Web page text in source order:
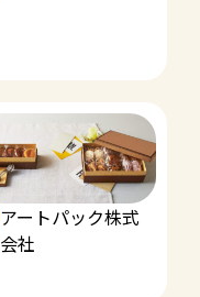
アートパック株式
会社